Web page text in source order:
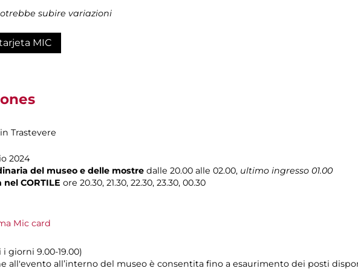
subire variazioni
MIC
Trastevere
2024
del museo e delle mostre dalle 20.00 alle 02.00, ultimo ingresso 01.00
CORTILE ore 20.30, 21.30, 22.30, 23.30, 00.30
Mic card
giorni 9.00-19.00)
all'evento all’interno del museo è consentita fino a esaurimento dei posti